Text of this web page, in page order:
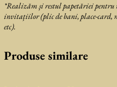
*Realizăm și restul papetăriei
invitațiilor (plic de bani, place-
etc).
Produse similare